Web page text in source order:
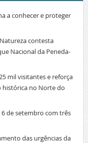
a conhecer e proteger
contesta
Nacional da Peneda-
mil visitantes e reforça
histórica no Norte do
6 de setembro com três
das urgências da